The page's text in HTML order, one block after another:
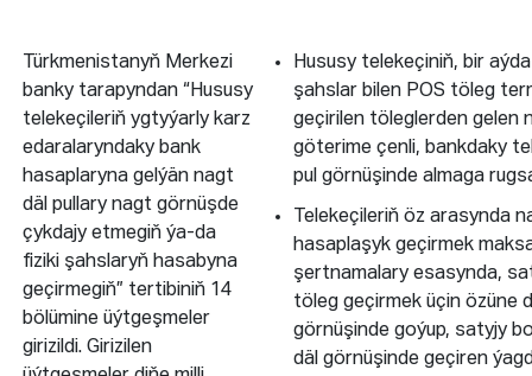
Türkmenistanyň Merkezi
banky tarapyndan “Hususy
telekeçileriň ygtyýarly karz
edaralaryndaky bank
hasaplaryna gelýän nagt
däl pullary nagt görnüşde
çykdajy etmegiň ýa-da
fiziki şahslaryň hasabyna
geçirmegiň” tertibiniň 14
bölümine üýtgeşmeler
girizildi. Girizilen
Hususy telekeçiniň, bir
şahslar bilen POS töleg
geçirilen töleglerden gelen
göterime çenli, bankdaky
pul görnüşinde almaga
Telekeçileriň öz arasynda
hasaplaşyk geçirmek
şertnamalary esasynda,
töleg geçirmek üçin özüne
görnüşinde goýup, satyjy
däl görnüşinde geçiren